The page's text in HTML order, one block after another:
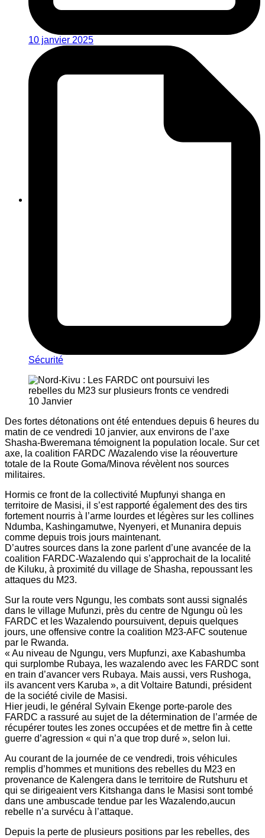
10 janvier 2025
Sécurité
Des fortes détonations ont été entendues depuis 6 heures du
matin de ce vendredi 10 janvier, aux environs de l’axe
Shasha-Bweremana témoignent la population locale. Sur cet
axe, la coalition FARDC /Wazalendo vise la réouverture
totale de la Route Goma/Minova révèlent nos sources
militaires.
Hormis ce front de la collectivité Mupfunyi shanga en
territoire de Masisi, il s’est rapporté également des des tirs
fortement nourris à l’arme lourdes et légères sur les collines
Ndumba, Kashingamutwe, Nyenyeri, et Munanira depuis
comme depuis trois jours maintenant.
D’autres sources dans la zone parlent d’une avancée de la
coalition FARDC-Wazalendo qui s’approchait de la localité
de Kiluku, à proximité du village de Shasha, repoussant les
attaques du M23.
Sur la route vers Ngungu, les combats sont aussi signalés
dans le village Mufunzi, près du centre de Ngungu où les
FARDC et les Wazalendo poursuivent, depuis quelques
jours, une offensive contre la coalition M23-AFC soutenue
par le Rwanda.
« Au niveau de Ngungu, vers Mupfunzi, axe Kabashumba
qui surplombe Rubaya, les wazalendo avec les FARDC sont
en train d’avancer vers Rubaya. Mais aussi, vers Rushoga,
ils avancent vers Karuba », a dit Voltaire Batundi, président
de la société civile de Masisi.
Hier jeudi, le général Sylvain Ekenge porte-parole des
FARDC a rassuré au sujet de la détermination de l’armée de
récupérer toutes les zones occupées et de mettre fin à cette
guerre d’agression « qui n’a que trop duré », selon lui.
Au courant de la journée de ce vendredi, trois véhicules
remplis d’hommes et munitions des rebelles du M23 en
provenance de Kalengera dans le territoire de Rutshuru et
qui se dirigeaient vers Kitshanga dans le Masisi sont tombé
dans une ambuscade tendue par les Wazalendo,aucun
rebelle n’a survécu à l’attaque.
Depuis la perte de plusieurs positions par les rebelles, des